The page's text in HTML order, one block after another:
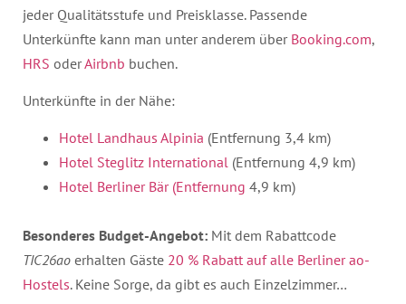
jeder Qualitätsstufe und Preisklasse. Passende
Unterkünfte kann man unter anderem über Booking.com,
HRS oderAirbnb buchen.
Unterkünfte in der Nähe:
Hotel Landhaus Alpinia (Entfernung 3,4 km)
Hotel Steglitz International (Entfernung 4,9 km)
Hotel Berliner Bär (Entfernung 4,9 km)
Besonderes Budget-Angebot: Mit dem Rabattcode
TIC26ao erhalten Gäste 20 % Rabatt auf alle Berliner ao-
Hostels. Keine Sorge, da gibt es auch Einzelzimmer…